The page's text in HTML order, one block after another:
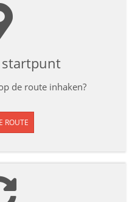
de route inhaken?
ROUTE